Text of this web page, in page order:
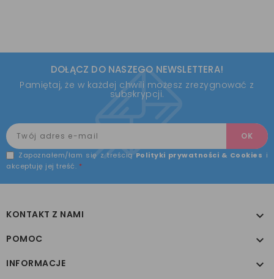
DOŁĄCZ DO NASZEGO NEWSLETTERA!
Pamiętaj, że w każdej chwili możesz zrezygnować z
subskrypcji.
Zapoznałem/łam się z treścią Polityki prywatności & Cookies i
akceptuję jej treść. *
KONTAKT Z NAMI 
POMOC 
INFORMACJE 